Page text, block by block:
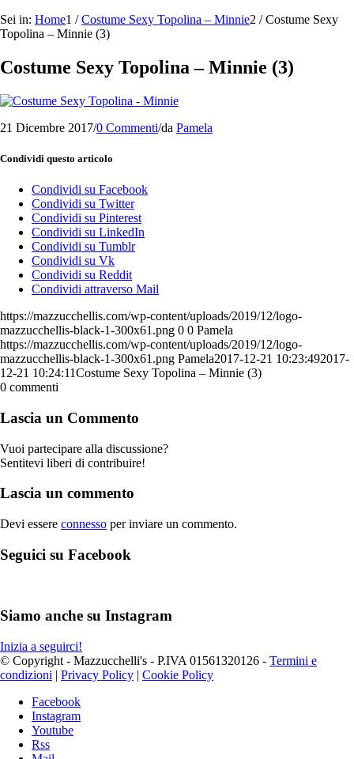
Sei in: Home1 / Costume Sexy Topolina – Minnie2 / Costume Sexy
Topolina – Minnie (3)
Costume Sexy Topolina – Minnie (3)
21 Dicembre 2017/0 Commenti/da Pamela
Condividi questo articolo
Condividi su Facebook
Condividi su Twitter
Condividi su Pinterest
Condividi su LinkedIn
Condividi su Tumblr
Condividi su Vk
Condividi su Reddit
Condividi attraverso Mail
https://mazzucchellis.com/wp-content/uploads/2019/12/logo-
mazzucchellis-black-1-300x61.png 0 0 Pamela
https://mazzucchellis.com/wp-content/uploads/2019/12/logo-
mazzucchellis-black-1-300x61.png Pamela2017-12-21 10:23:492017-
12-21 10:24:11Costume Sexy Topolina – Minnie (3)
0 commenti
Lascia un Commento
Vuoi partecipare alla discussione?
Sentitevi liberi di contribuire!
Lascia un commento
Devi essere connesso per inviare un commento.
Seguici su Facebook
Siamo anche su Instagram
Inizia a seguirci!
© Copyright - Mazzucchelli's - P.IVA 01561320126 - Termini e
condizioni | Privacy Policy | Cookie Policy
Facebook
Instagram
Youtube
Rss